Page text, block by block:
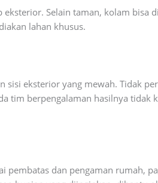
Selain taman, kolam
lahan khusus.
eksterior yang mewah. Tidak
tim berpengalaman hasilnya
pembatas dan pengaman rumah,